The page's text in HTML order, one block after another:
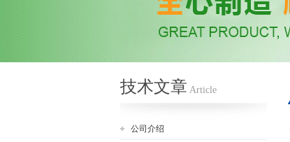
技术文章 Article
公司介绍